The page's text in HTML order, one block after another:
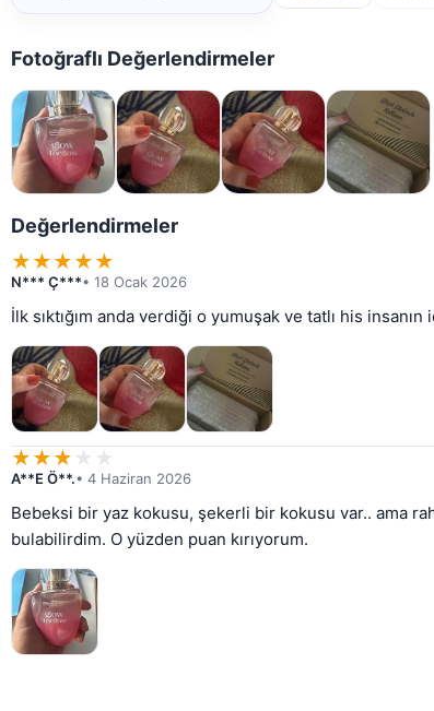
Fotoğraflı Değerlendirmeler
Değerlendirmeler
★★★★★
N*** Ç***• 18 Ocak 2026
İlk sıktığım anda verdiği o yumuşak ve tatlı his
★★★ ★ ★
A**E Ö**.• 4 Haziran 2026
Bebeksi bir yaz kokusu, şekerli bir kokusu var.. ama
bulabilirdim. O yüzden puan kırıyorum.